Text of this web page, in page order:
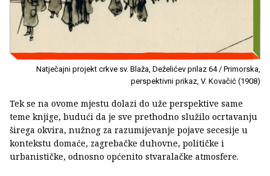
Natječajni projekt crkve sv. Blaža, Deželićev prilaz 64 / Primorska,
perspektivni prikaz, V. Kovačić (1908)
Tek se na ovome mjestu dolazi do uže perspektive same
teme knjige, budući da je sve prethodno služilo ocrtavanju
širega okvira, nužnog za razumijevanje pojave secesije u
kontekstu domaće, zagrebačke duhovne, političke i
urbanističke, odnosno općenito stvaralačke atmosfere.